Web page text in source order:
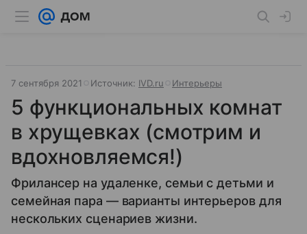
7 сентября 2021 Источник: IVD.ru Интерьеры
5 функциональных комнат
в хрущевках (смотрим и
вдохновляемся!)
Фрилансер на удаленке, семьи с детьми и
семейная пара — варианты интерьеров для
нескольких сценариев жизни.